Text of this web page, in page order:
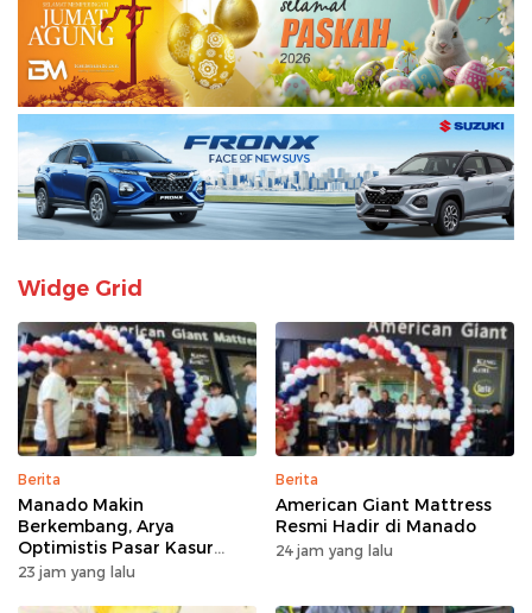
Widge Grid
Berita
Manado Makin
Berkembang, Arya
Optimistis Pasar Kasur
Premium Tumbuh
23 jam yang lalu
Berita
American Giant Mattress
Resmi Hadir di Manado
24 jam yang lalu